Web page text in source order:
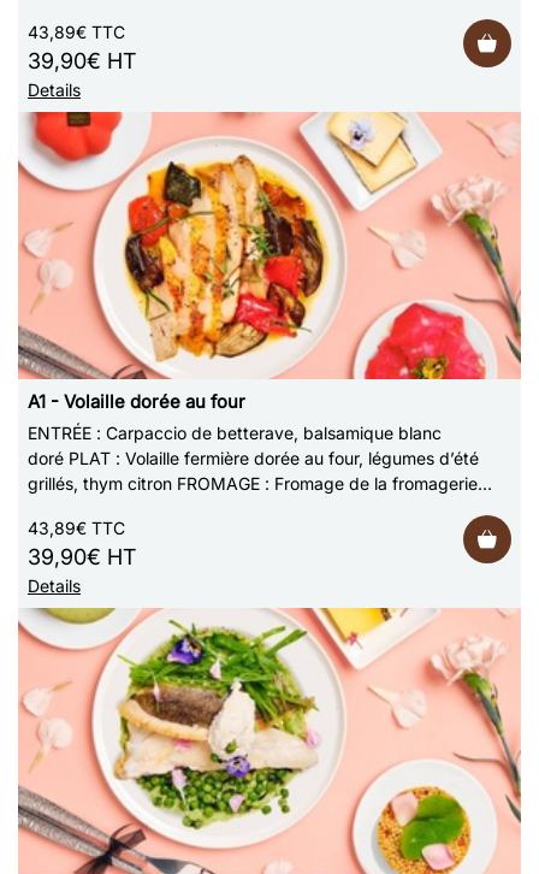
43,89€ TTC
39,90€ HT
Details
A1 - Volaille dorée au four
ENTRÉE : Carpaccio de betterave, balsamique blanc
doré PLAT : Volaille fermière dorée au four, légumes d’été
grillés, thym citron FROMAGE : Fromage de la fromagerie
43,89€ TTC
39,90€ HT
Details